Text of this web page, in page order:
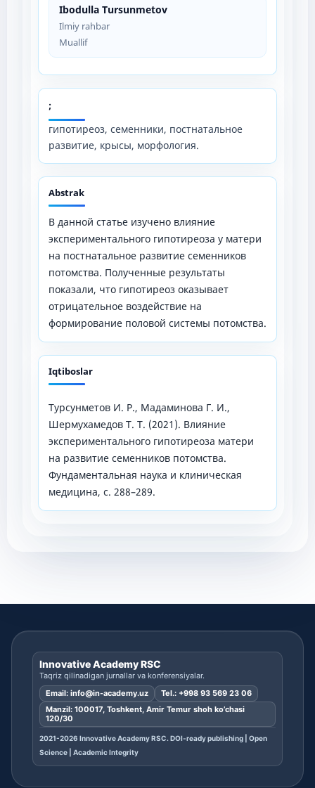
Ibodulla Tursunmetov
Ilmiy rahbar
Muallif
;
гипотиреоз, семенники, постнатальное
развитие, крысы, морфология.
Abstrak
В данной статье изучено влияние
экспериментального гипотиреоза у матери
на постнатальное развитие семенников
потомства. Полученные результаты
показали, что гипотиреоз оказывает
отрицательное воздействие на
формирование половой системы потомства.
Iqtiboslar
Турсунметов И. Р., Мадаминова Г. И.,
Шермухамедов Т. Т. (2021). Влияние
экспериментального гипотиреоза матери
на развитие семенников потомства.
Фундаментальная наука и клиническая
медицина, с. 288–289.
Innovative Academy RSC
Taqriz qilinadigan jurnallar va konferensiyalar.
Email: info@in-academy.uz Tel.: +998 93 569 23 06
Manzil: 100017, Toshkent, Amir Temur shoh ko’chasi
120/30
2021-2026 Innovative Academy RSC. DOI-ready publishing | Open
Science | Academic Integrity